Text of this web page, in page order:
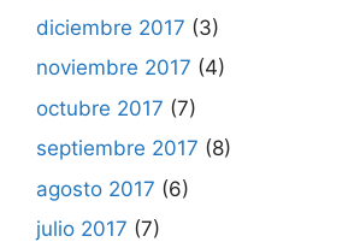
diciembre 2017 (3)
noviembre 2017 (4)
octubre 2017 (7)
septiembre 2017 (8)
agosto 2017 (6)
julio 2017 (7)